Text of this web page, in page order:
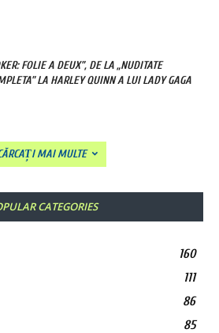
FOLIE A DEUX”, DE LA „NUDITATE
LA HARLEY QUINN A LUI LADY GAGA
MAI MULTE
CATEGORIES
160
111
86
85